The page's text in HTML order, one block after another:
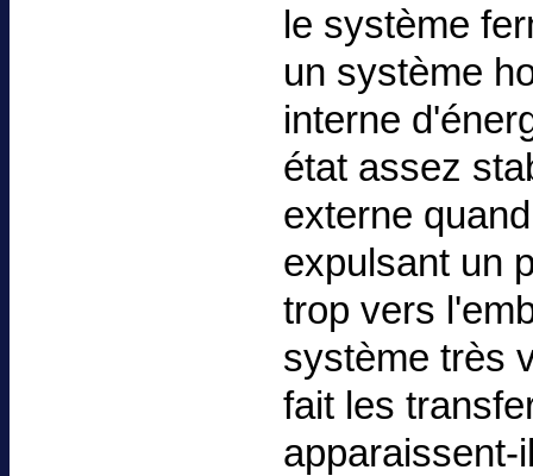
le système
un système
interne
état assez
externe
expulsant un
trop vers
système très
fait les
apparaissent-